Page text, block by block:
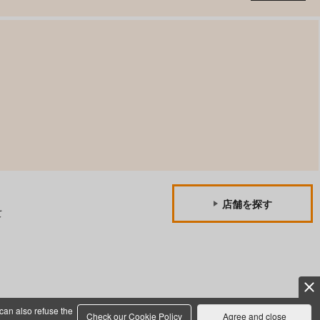
also refuse the Check our Cookie Policy Agree and close
店舗を探す